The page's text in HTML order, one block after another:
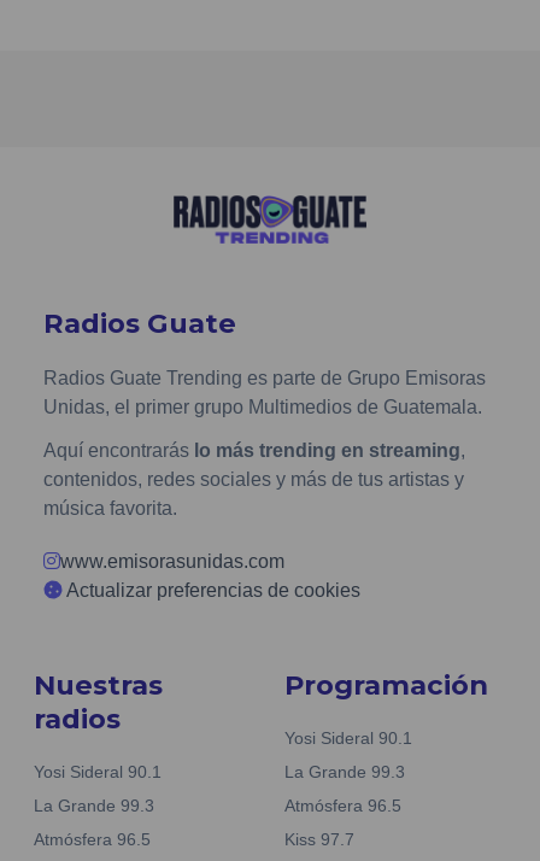
Radios Guate
Radios Guate Trending es parte de Grupo Emisoras
Unidas, el primer grupo Multimedios de Guatemala.
Aquí encontrarás lo más trending en streaming,
contenidos, redes sociales y más de tus artistas y
música favorita.
www.emisorasunidas.com
Actualizar preferencias de cookies
Nuestras
radios
Yosi Sideral 90.1
La Grande 99.3
Atmósfera 96.5
Programación
Yosi Sideral 90.1
La Grande 99.3
Atmósfera 96.5
Kiss 97.7